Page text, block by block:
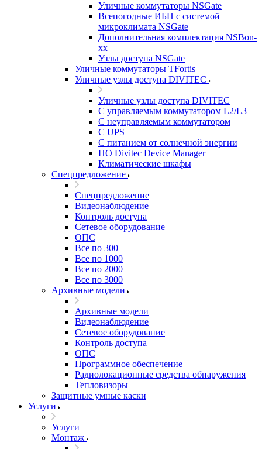
Уличные коммутаторы NSGate
Всепогодные ИБП с системой
микроклимата NSGate
Дополнительная комплектация NSBon-
xx
Узлы доступа NSGate
Уличные коммутаторы TFortis
Уличные узлы доступа DIVITEC
Уличные узлы доступа DIVITEC
С управляемым коммутатором L2/L3
С неуправляемым коммутатором
С UPS
С питанием от солнечной энергии
ПО Divitec Device Manager
Климатические шкафы
Спецпредложение
Спецпредложение
Видеонаблюдение
Контроль доступа
Сетевое оборудование
ОПС
Все по 300
Все по 1000
Все по 2000
Все по 3000
Архивные модели
Архивные модели
Видеонаблюдение
Сетевое оборудование
Контроль доступа
ОПС
Программное обеспечение
Радиолокационные средства обнаружения
Тепловизоры
Защитные умные каски
Услуги
Услуги
Монтаж